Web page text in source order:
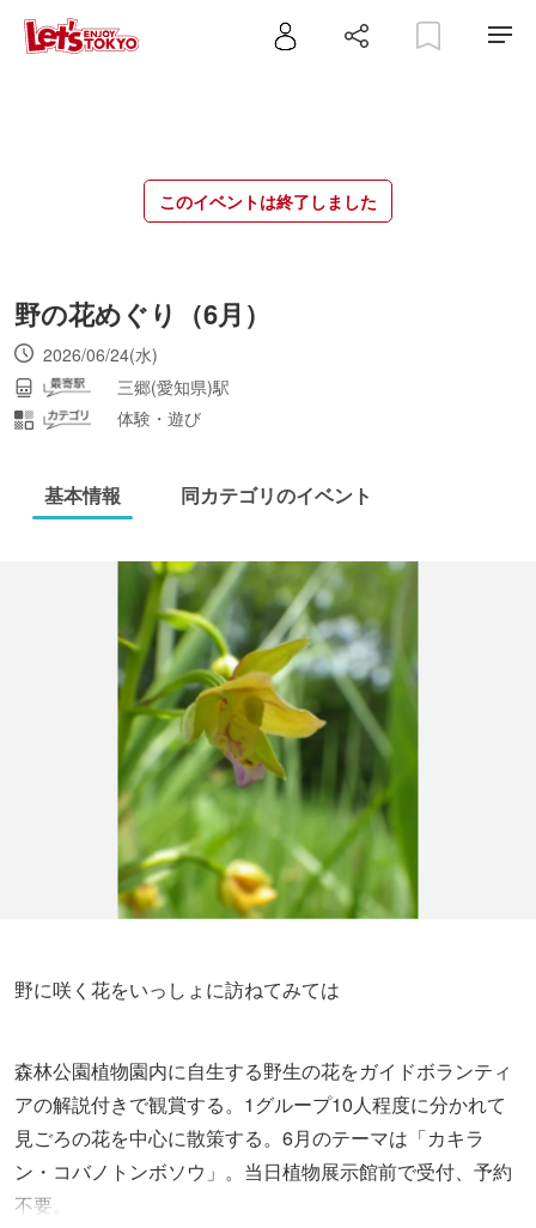
このイベントは終了しました
野の花めぐり（6月）
2026/06/24(水)
三郷(愛知県)駅
体験・遊び
基本情報 同カテゴリのイベント
野に咲く花をいっしょに訪ねてみては
森林公園植物園内に自生する野生の花をガイドボランティ
アの解説付きで観賞する。1グループ10人程度に分かれて
見ごろの花を中心に散策する。6月のテーマは「カキラ
ン・コバノトンボソウ」。当日植物展示館前で受付、予約
不要。